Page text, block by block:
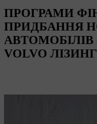
ПРОГРАМИ
ПРИДБАННЯ
АВТОМОБІЛІВ
VOLVO ЛІЗИНГ